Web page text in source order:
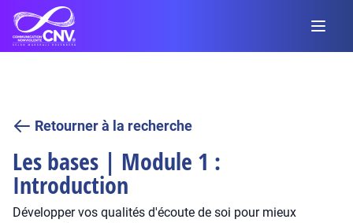
Retourner à la recherche
Les bases | Module 1 :
Introduction
Développer vos qualités d'écoute de soi pour mieux